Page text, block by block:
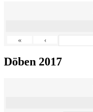
« ‹
Döben 2017